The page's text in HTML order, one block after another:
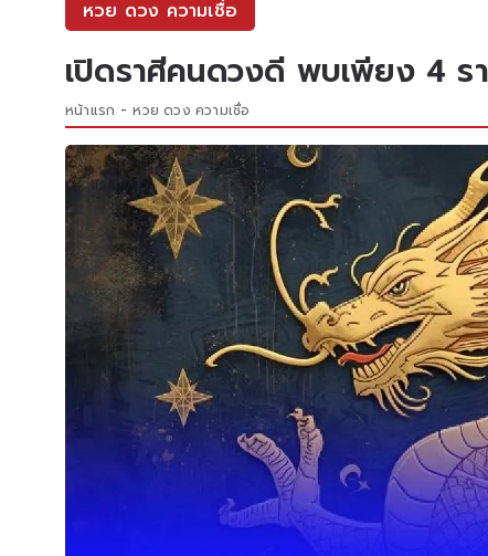
หวย ดวง ความเชื่อ
เปิดราศีคนดวงดี พบเพียง 4 ร
หน้าแรก หวย ดวง ความเชื่อ